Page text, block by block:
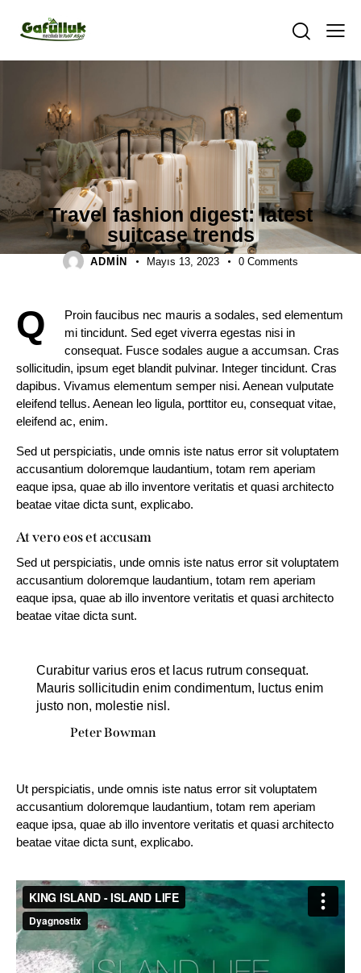
TRAVELING
Travel fashion digest: latest
suitcase trends
ADMIN Mayıs 13, 2023 0 Comments
Q
Proin faucibus nec mauris a sodales, sed elementum
mi tincidunt. Sed eget viverra egestas nisi in
consequat. Fusce sodales augue a accumsan. Cras
sollicitudin, ipsum eget blandit pulvinar. Integer tincidunt. Cras
dapibus. Vivamus elementum semper nisi. Aenean vulputate
eleifend tellus. Aenean leo ligula, porttitor eu, consequat vitae,
eleifend ac, enim.
Sed ut perspiciatis, unde omnis iste natus error sit voluptatem
accusantium doloremque laudantium, totam rem aperiam
eaque ipsa, quae ab illo inventore veritatis et quasi architecto
beatae vitae dicta sunt, explicabo.
At vero eos et accusam
Sed ut perspiciatis, unde omnis iste natus error sit voluptatem
accusantium doloremque laudantium, totam rem aperiam
eaque ipsa, quae ab illo inventore veritatis et quasi architecto
beatae vitae dicta sunt.
Curabitur varius eros et lacus rutrum consequat.
Mauris sollicitudin enim condimentum, luctus enim
justo non, molestie nisl.
Peter Bowman
Ut perspiciatis, unde omnis iste natus error sit voluptatem
accusantium doloremque laudantium, totam rem aperiam
eaque ipsa, quae ab illo inventore veritatis et quasi architecto
beatae vitae dicta sunt, explicabo.